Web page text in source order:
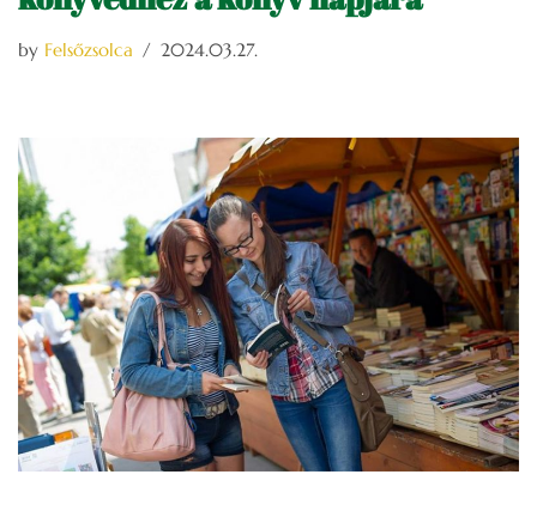
by Felsőzsolca 2024.03.27.